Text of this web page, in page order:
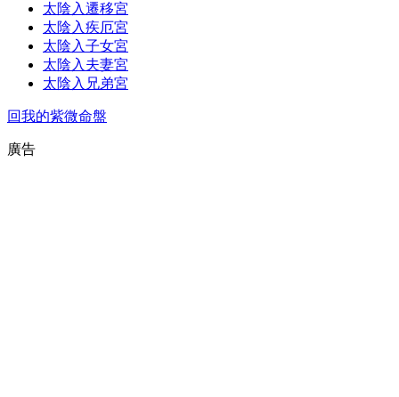
太陰入遷移宮
太陰入疾厄宮
太陰入子女宮
太陰入夫妻宮
太陰入兄弟宮
回我的紫微命盤
廣告